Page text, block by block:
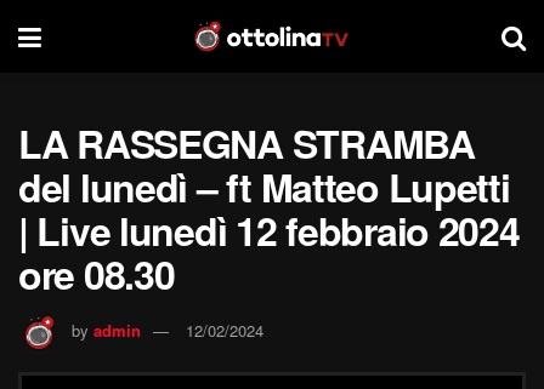
LA RASSEGNA STRAMBA
del lunedì – ft Matteo Lupetti
| Live lunedì 12 febbraio 2024
ore 08.30
by admin 12/02/2024